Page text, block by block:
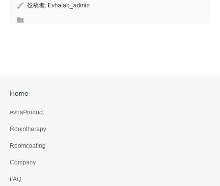
投稿者: Evhalab_admin
Home
evhaProduct
Roomtherapy
Roomcoating
Company
FAQ